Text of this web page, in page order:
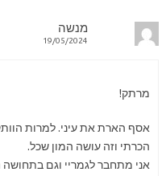
מנשה
19/05/2024
מרתק!
אסף הארת את עיני. למרות
הכרתי וזה עושה המון שכל.
אני מתחבר לגמריי וגם